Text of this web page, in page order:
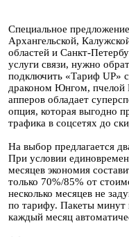
Специальное
Архангельской,
областей и Санкт-
услуги связи, нужно
подключить «Тариф UP»
драконом Юнгом,
апперов обладает
опция, которая выгодно
трафика в соцсетях до
На выбор предлагается
При условии
месяцев экономия
только 70%/85% от
несколько месяцев не
по тарифу. Пакеты минут
каждый месяц